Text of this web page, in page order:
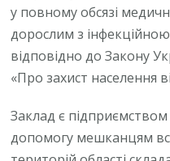
у повному обсязі
дорослим з
відповідно до Закону
«Про захист населення
Заклад є
допомогу мешканцям